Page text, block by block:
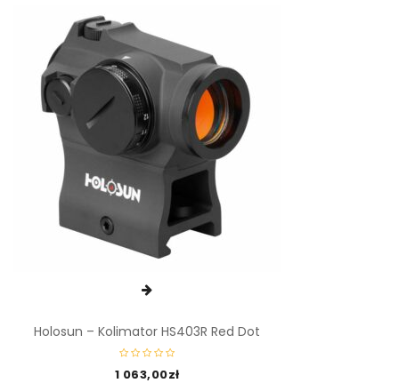
Holosun – Kolimator HS403R Red Dot
1 063,00zł